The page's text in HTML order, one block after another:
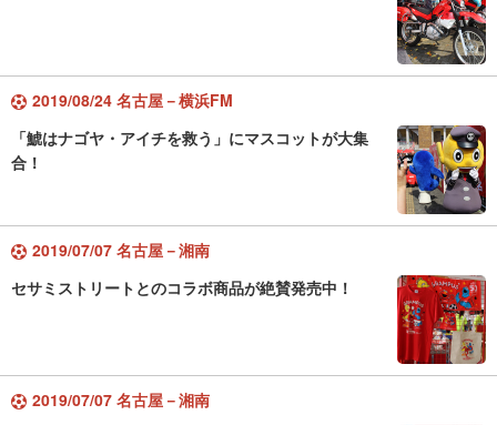
2019/08/24 名古屋－横浜FM
「鯱はナゴヤ・アイチを救う」にマスコットが大集
合！
2019/07/07 名古屋－湘南
セサミストリートとのコラボ商品が絶賛発売中！
2019/07/07 名古屋－湘南